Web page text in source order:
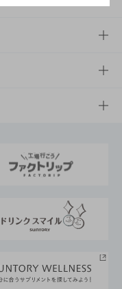
ティ経営